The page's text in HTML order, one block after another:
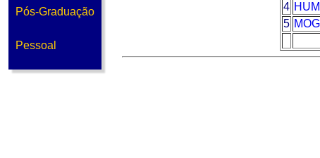
Pós-Graduação
Pessoal
4
5